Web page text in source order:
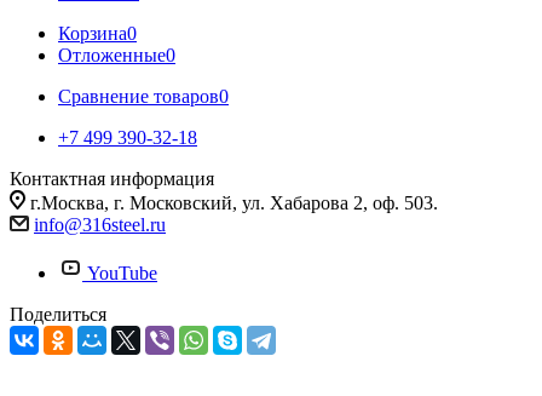
Корзина0
Отложенные0
Сравнение товаров0
+7 499 390-32-18
Контактная информация
г.Москва, г. Московский, ул. Хабарова 2, оф. 503.
info@316steel.ru
YouTube
Поделиться